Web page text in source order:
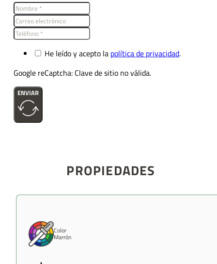
He leído y acepto la política de privacidad.
Google reCaptcha: Clave de sitio no válida.
ENVIAR
PROPIEDADES
Color
Marrón